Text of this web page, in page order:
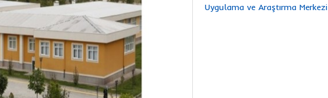
Uygulama ve Araştırma Merkezi